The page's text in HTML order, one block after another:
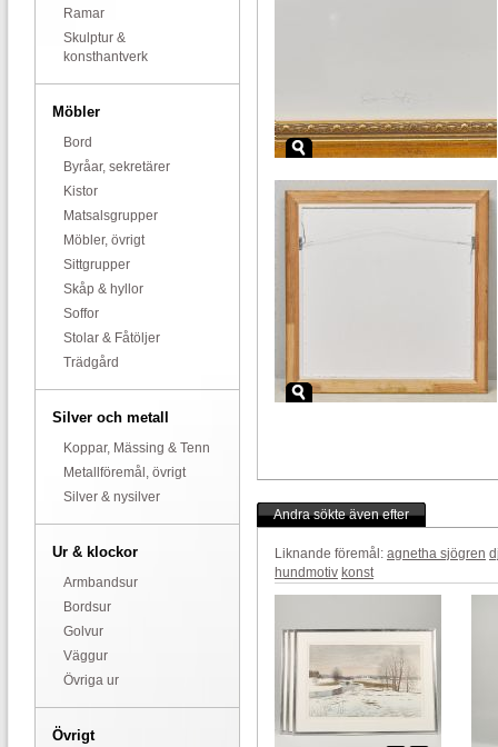
Ramar
Skulptur &
konsthantverk
Möbler
Bord
Byråar, sekretärer
Kistor
Matsalsgrupper
Möbler, övrigt
Sittgrupper
Skåp & hyllor
Soffor
Stolar & Fåtöljer
Trädgård
Silver och metall
Koppar, Mässing & Tenn
Metallföremål, övrigt
Silver & nysilver
Ur & klockor
Armbandsur
Bordsur
Golvur
Väggur
Övriga ur
Övrigt
Andra sökte även efter
Liknande föremål: agnetha sjögren
hundmotiv konst